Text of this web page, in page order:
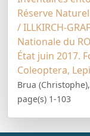
Réserve
/ ILLKIRCH-
Nationale du
État juin 2017.
Coleoptera,
Brua
page(s) 1-103